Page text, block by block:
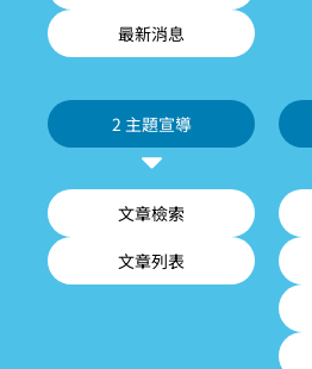
最新消息
2 主題宣導
文章檢索
文章列表